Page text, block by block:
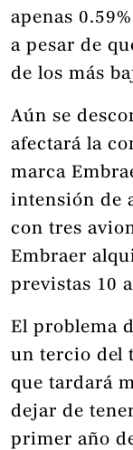
apenas
a pesar de
de los más
Aún se
afectará la
marca
intensión de
con tres
Embraer
previstas 10
El problema
un tercio del
que tardará
dejar de
primer año